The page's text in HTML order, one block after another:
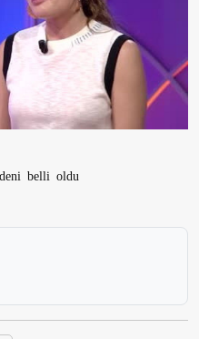
belli oldu